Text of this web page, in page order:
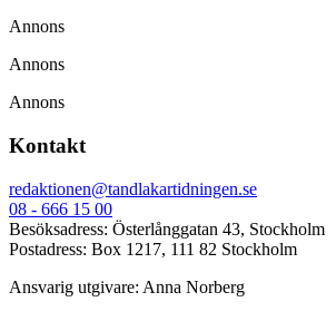
Annons
Annons
Annons
Kontakt
redaktionen@tandlakartidningen.se
08 - 666 15 00
Besöksadress: Österlånggatan 43, Stockholm
Postadress: Box 1217, 111 82 Stockholm
Ansvarig utgivare: Anna Norberg